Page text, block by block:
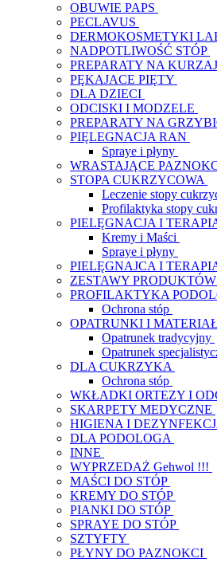
OBUWIE PAPS
PECLAVUS
DERMOKOSMETYKI
NADPOTLIWOŚĆ STÓP
PREPARATY NA
PĘKAJACE PIĘTY
DLA DZIECI
ODCISKI I MODZELE
PREPARATY NA
PIĘLEGNACJA RAN
Spraye i płyny
WRASTAJĄCE
STOPA CUKRZYCOWA
Leczenie stopy
Profilaktyka stopy
PIELĘGNACJA I
Kremy i Maści
Spraye i płyny
PIELĘGNAJCA I
ZESTAWY PRODUKTÓW
PROFILAKTYKA
Ochrona stóp
OPATRUNKI I
Opatrunek tradycyjny
Opatrunek
DLA CUKRZYKA
Ochrona stóp
WKŁADKI ORTEZY I
SKARPETY MEDYCZNE
HIGIENA I
DLA PODOLOGA
INNE
WYPRZEDAŻ Gehwol !!!
MAŚCI DO STÓP
KREMY DO STÓP
PIANKI DO STÓP
SPRAYE DO STÓP
SZTYFTY
PŁYNY DO PAZNOKCI